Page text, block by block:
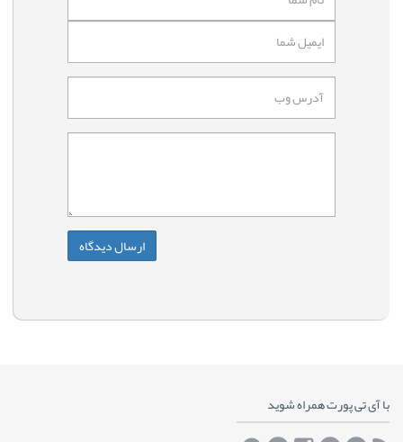
با آی تی پورت همراه شوید